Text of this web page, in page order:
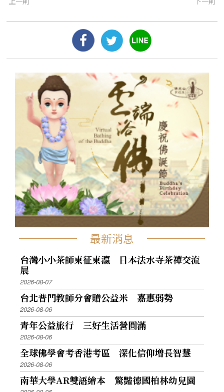
最新消息
台灣小小茶師東征東瀛 日本法水寺茶禪交流
展
2026-08-07
台北普門教師分會贈公益米 嘉惠弱勢
2026-08-06
青年公益旅行 三好生活營圓滿
2026-08-06
全球佛學會考香港考區 深化信仰增長智慧
2026-08-06
南華大學AR雙語繪本 驚豔德國柏林幼兒園